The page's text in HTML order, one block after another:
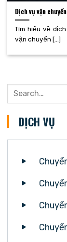
Dịch vụ vận
Tìm hiểu về
vận chuyển [...]
DỊCH VỤ